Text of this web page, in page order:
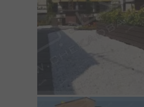
مقالات
تماس با دفتر مرکزی